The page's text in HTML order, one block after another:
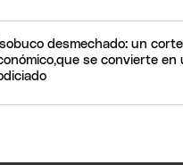
desmechado: un
se convierte en